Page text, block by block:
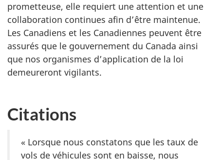
prometteuse, elle requiert une attention et une
collaboration continues afin d’être maintenue.
Les Canadiens et les Canadiennes peuvent être
assurés que le gouvernement du Canada ainsi
que nos organismes d’application de la loi
demeureront vigilants.
Citations
« Lorsque nous constatons que les taux de
vols de véhicules sont en baisse, nous